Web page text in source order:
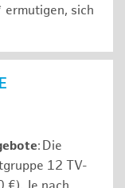
ermutigen, sich
: Die
12 TV-